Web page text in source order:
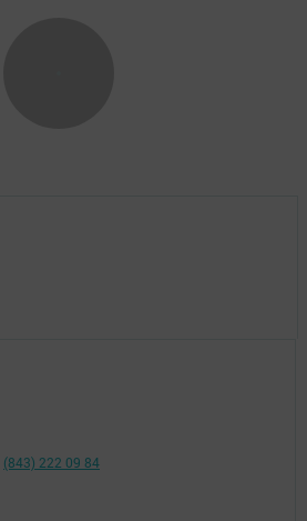
(843) 222 09 84